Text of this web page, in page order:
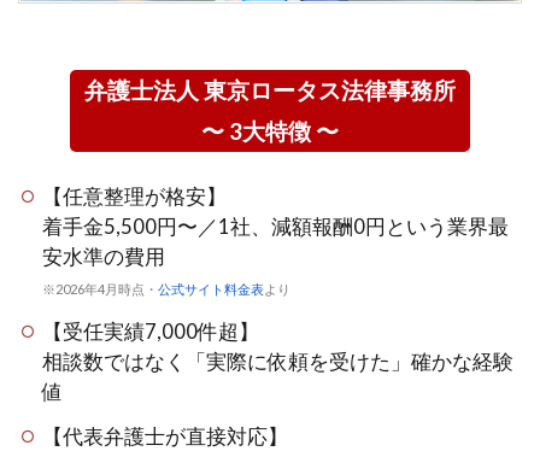
弁護士法人 東京ロータス法律事務所
〜 3大特徴 〜
【任意整理が格安】
着手金5,500円〜／1社、減額報酬0円という業界最
安水準の費用
※2026年4月時点・公式サイト料金表より
【受任実績7,000件超】
相談数ではなく「実際に依頼を受けた」確かな経験
値
【代表弁護士が直接対応】